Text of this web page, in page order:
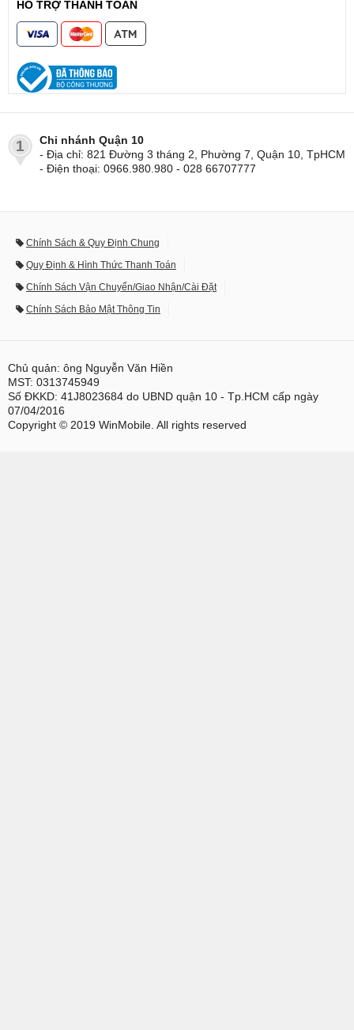
HỖ TRỢ THANH TOÁN
1
Chi nhánh Quận 10
- Địa chỉ: 821 Đường 3 tháng 2, Phường 7, Quận 10, TpHCM
- Điện thoại: 0966.980.980 - 028 66707777
Chính Sách & Quy Định Chung
Quy Định & Hình Thức Thanh Toán
Chính Sách Vận Chuyển/Giao Nhận/Cài Đặt
Chính Sách Bảo Mật Thông Tin
Chủ quản: ông Nguyễn Văn Hiền
MST: 0313745949
Số ĐKKD: 41J8023684 do UBND quận 10 - Tp.HCM cấp ngày
07/04/2016
Copyright © 2019 WinMobile. All rights reserved